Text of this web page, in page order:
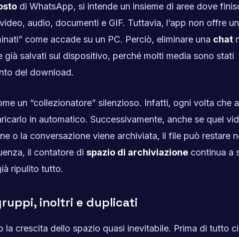
di WhatsApp, si intende un insieme di aree dove
audio, documenti e GIF. Tuttavia, l’app non offre un
come accade su un PC. Perciò, eliminare una chat
già salvati sul dispositivo, perché molti media sono stati
del download.
un “collezionatore” silenzioso. Infatti, ogni volta che
in automatico. Successivamente, anche se quel
o la conversazione viene archiviata, il file può restare
il contatore di spazio di archiviazione continua a
ripulito tutto.
inoltri e duplicati
la crescita dello spazio quasi inevitabile. Prima di tutto